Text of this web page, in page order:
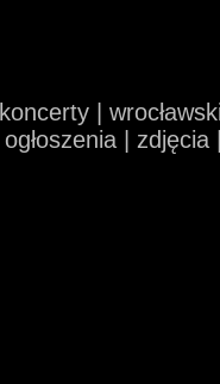
|
ogłoszenia |